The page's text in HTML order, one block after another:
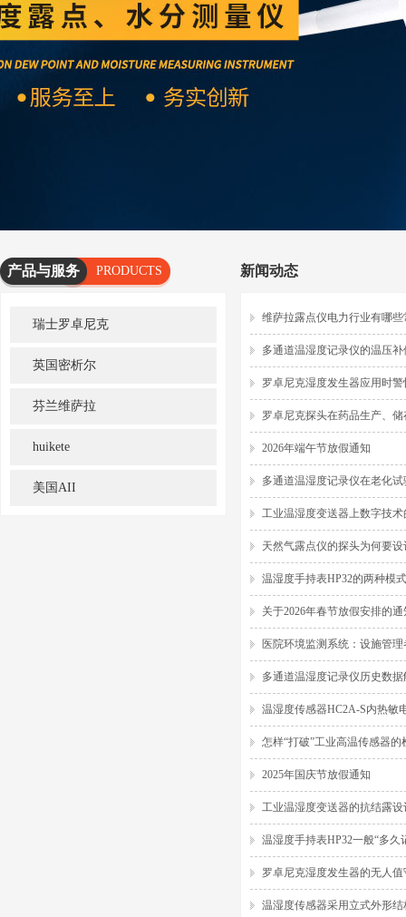
产品与服务
PRODUCTS
SERVICES
瑞士罗卓尼克
英国密析尔
芬兰维萨拉
huikete
美国AII
新闻动态
维萨拉露点仪电力行业有哪
多通道温湿度记录仪的温压
罗卓尼克湿度发生器应用时
罗卓尼克探头在药品生产、
2026年端午节放假通知
多通道温湿度记录仪在老化
工业温湿度变送器上数字技
天然气露点仪的探头为何要
温湿度手持表HP32的两种模
关于2026年春节放假安排的通
医院环境监测系统：设施管
多通道温湿度记录仪历史数
温湿度传感器HC2A-S内热敏
怎样“打破”工业高温传感器
2025年国庆节放假通知
工业温湿度变送器的抗结露
温湿度手持表HP32一般“多久
罗卓尼克湿度发生器的无人
温湿度传感器采用立式外形